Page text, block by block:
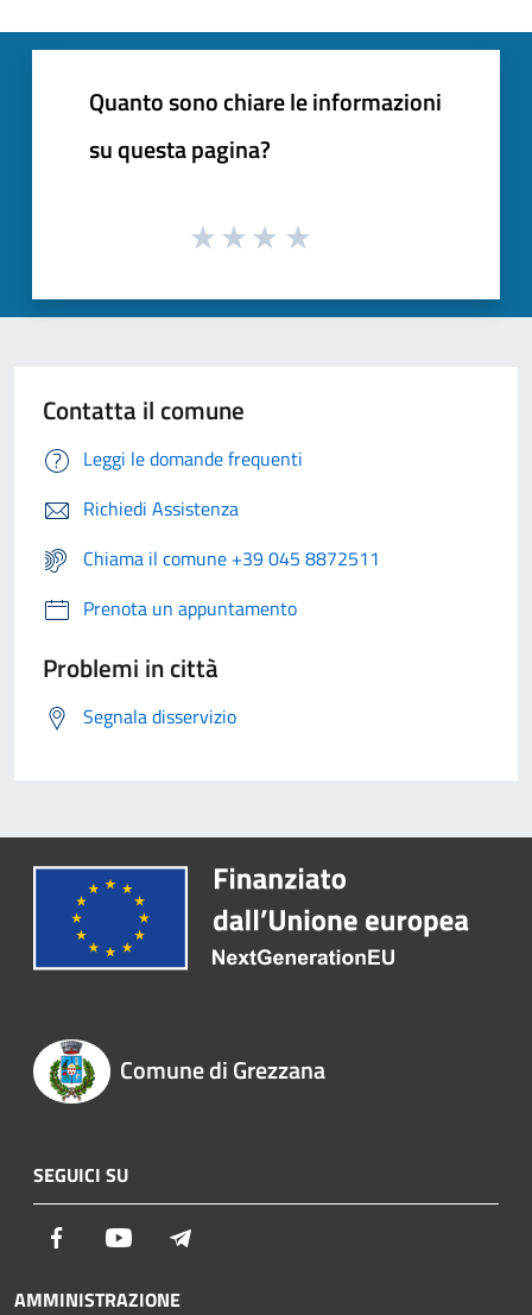
Quanto sono chiare le informazioni
su questa pagina?
Contatta il comune
Leggi le domande frequenti
Richiedi Assistenza
Chiama il comune +39 045 8872511
Prenota un appuntamento
Problemi in città
Segnala disservizio
Comune di Grezzana
SEGUICI SU
Facebook Youtube
AMMINISTRAZIONE